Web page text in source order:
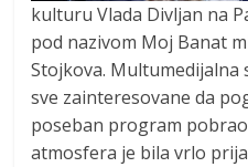
kulturu Vlada Divljan na
pod nazivom Moj Banat
Stojkova. Multumedijalna
sve zainteresovane da
poseban program
atmosfera je bila vrlo